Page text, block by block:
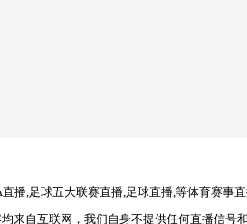
播,足球五大联赛直播,足球直播,等体育赛事
自互联网，我们自身不提供任何直播信号